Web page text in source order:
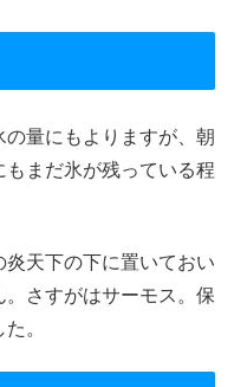
量にもよりますが、朝
まだ氷が残っている程
天下の下に置いておい
さすがはサーモス。保
。